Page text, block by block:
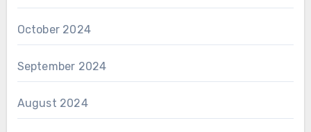
October 2024
September 2024
August 2024